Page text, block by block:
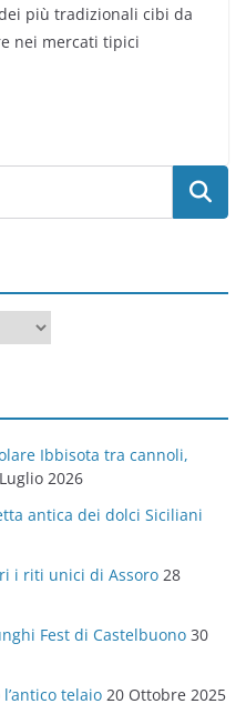
più tradizionali cibi da
nei mercati tipici
Ibbisota tra cannoli,
2026
antica dei dolci Siciliani
i riti unici di Assoro 28
Fest di Castelbuono 30
telaio 20 Ottobre 2025